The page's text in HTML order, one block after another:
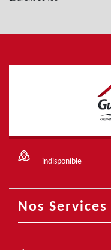
indisponible
Nos Services